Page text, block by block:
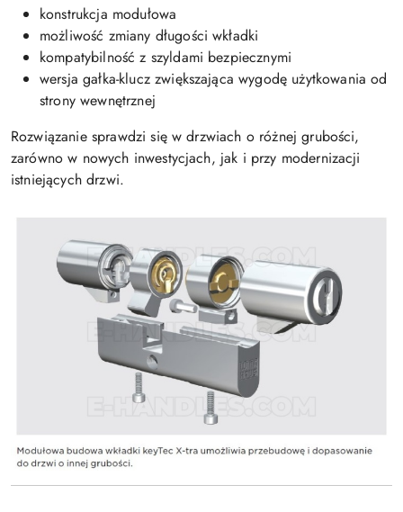
konstrukcja modułowa
możliwość zmiany długości wkładki
kompatybilność z szyldami bezpiecznymi
wersja gałka-klucz zwiększająca wygodę użytkowania od
strony wewnętrznej
Rozwiązanie sprawdzi się w drzwiach o różnej grubości,
zarówno w nowych inwestycjach, jak i przy modernizacji
istniejących drzwi.